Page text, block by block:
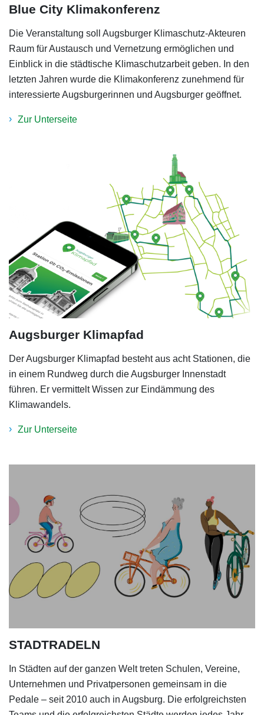
Blue City Klimakonferenz
Die Veranstaltung soll Augsburger Klimaschutz-Akteuren
Raum für Austausch und Vernetzung ermöglichen und
Einblick in die städtische Klimaschutzarbeit geben. In den
letzten Jahren wurde die Klimakonferenz zunehmend für
interessierte Augsburgerinnen und Augsburger geöffnet.
Zur Unterseite
Augsburger Klimapfad
Der Augsburger Klimapfad besteht aus acht Stationen, die
in einem Rundweg durch die Augsburger Innenstadt
führen. Er vermittelt Wissen zur Eindämmung des
Klimawandels.
Zur Unterseite
STADTRADELN
In Städten auf der ganzen Welt treten Schulen, Vereine,
Unternehmen und Privatpersonen gemeinsam in die
Pedale – seit 2010 auch in Augsburg. Die erfolgreichsten